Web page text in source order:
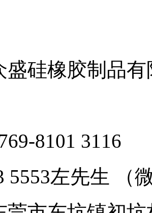
盛硅橡胶制品
8101 3116
5553左先生 （